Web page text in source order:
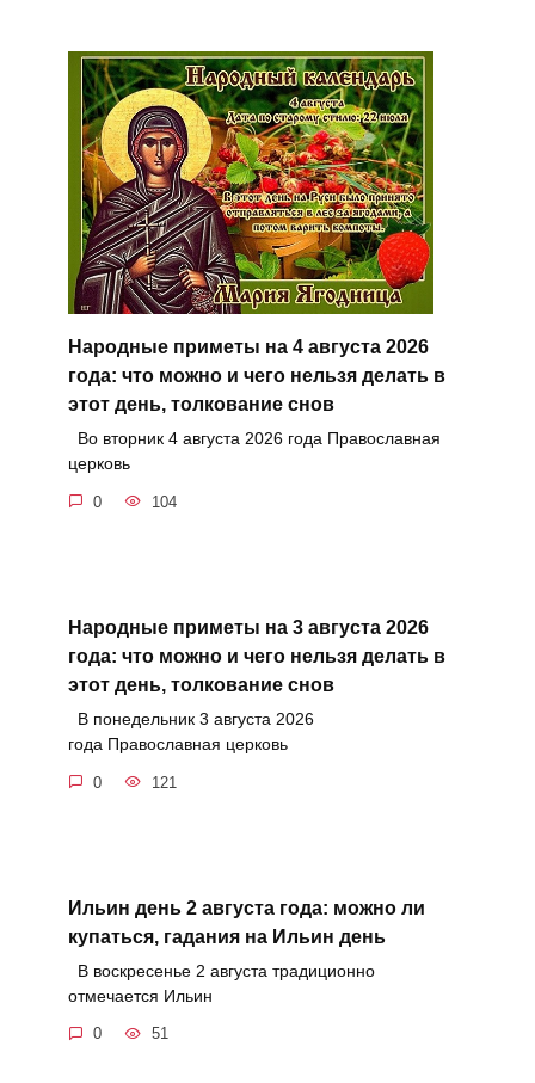
Народные приметы на 4 августа 2026
года: что можно и чего нельзя делать в
этот день, толкование снов
Во вторник 4 августа 2026 года Православная
церковь
0 104
Народные приметы на 3 августа 2026
года: что можно и чего нельзя делать в
этот день, толкование снов
В понедельник 3 августа 2026
года Православная церковь
0 121
Ильин день 2 августа года: можно ли
купаться, гадания на Ильин день
В воскресенье 2 августа традиционно
отмечается Ильин
0 51